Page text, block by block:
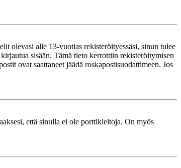
olevasi alle 13-vuotias rekisteröityessäsi, sinun tulee
sisään. Tämä tieto kerrottiin rekisteröitymisen
ovat saattaneet jäädä roskapostisuodattimeen. Jos
että sinulla ei ole porttikieltoja. On myös